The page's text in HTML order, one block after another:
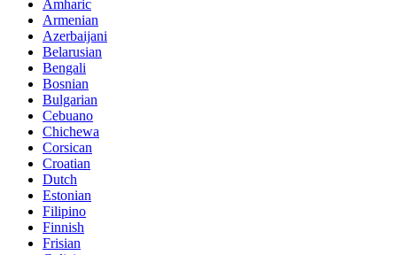
Amharic
Armenian
Azerbaijani
Belarusian
Bengali
Bosnian
Bulgarian
Cebuano
Chichewa
Corsican
Croatian
Dutch
Estonian
Filipino
Finnish
Frisian